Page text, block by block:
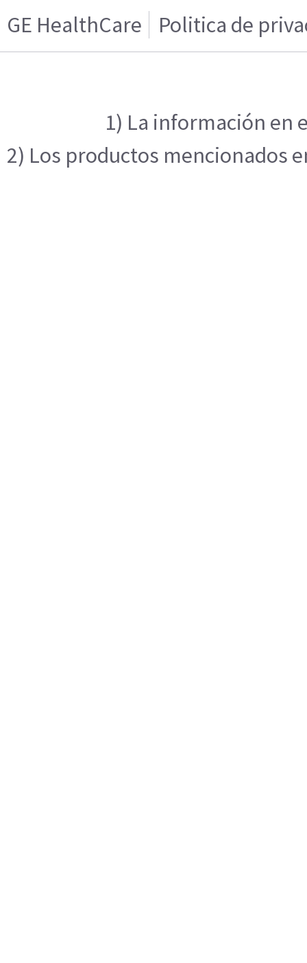
GE HealthCare Politica de
1) La información en
2) Los productos mencionados